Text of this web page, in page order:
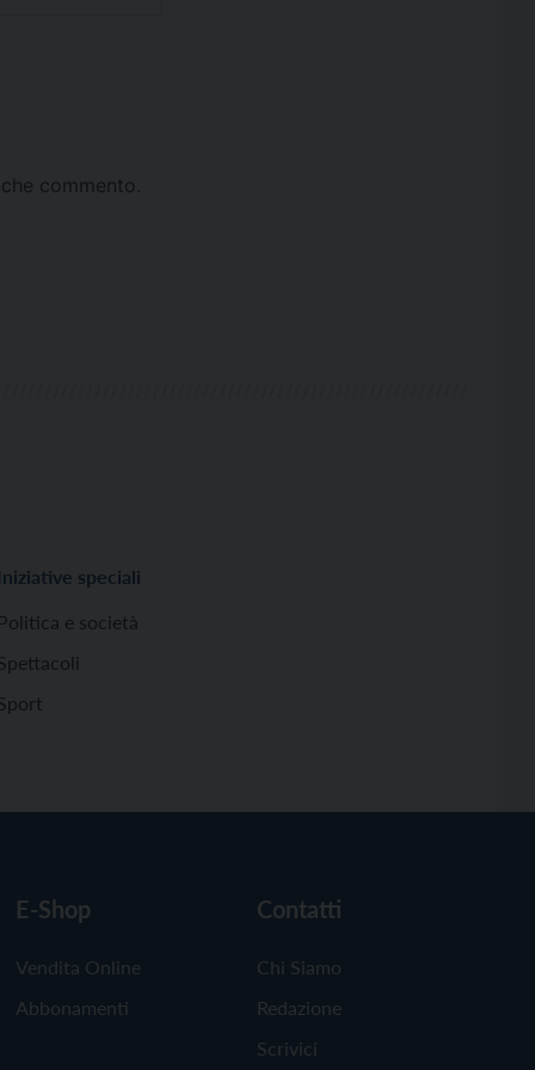
commento.
Iniziative speciali
Politica e società
E-Shop
Vendita Online
Abbonamenti
Contatti
Chi Siamo
Redazione
Scrivici